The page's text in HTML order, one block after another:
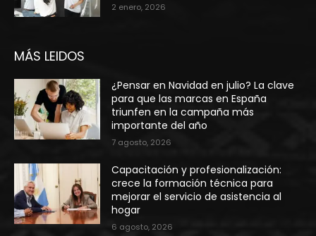
2 enero, 2026
MÁS LEIDOS
¿Pensar en Navidad en julio? La clave
para que las marcas en España
triunfen en la campaña más
importante del año
7 agosto, 2026
Capacitación y profesionalización:
crece la formación técnica para
mejorar el servicio de asistencia al
hogar
6 agosto, 2026